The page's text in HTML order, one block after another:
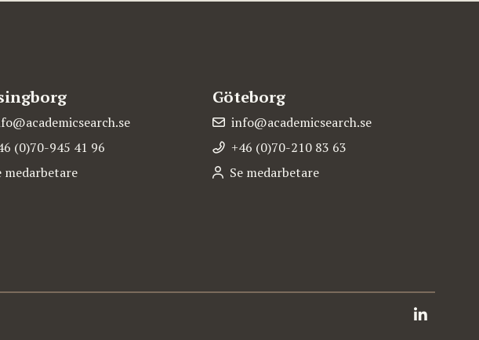
(0)70-945 41 96
medarbetare
Göteborg
info@academicsearch.se
+46 (0)70-210 83 63
Se medarbetare